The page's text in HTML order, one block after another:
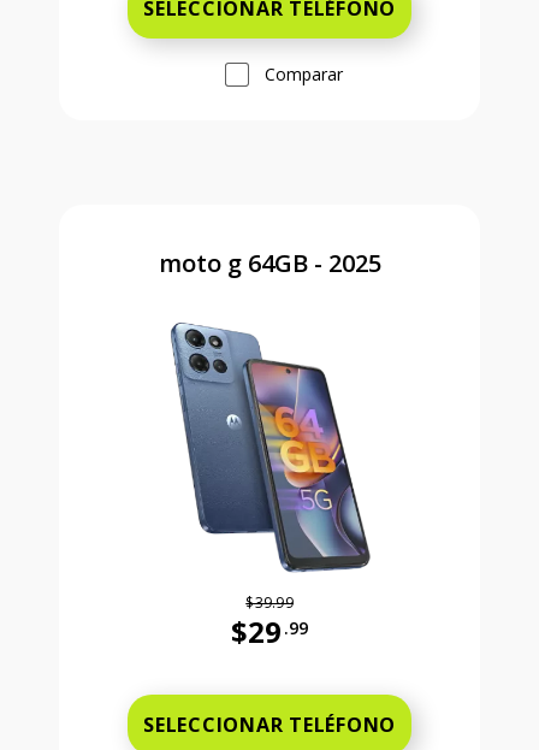
SELECCIONAR TELÉFONO
Comparar
moto g 64GB - 2025
$39.99
$29 .99
SELECCIONAR TELÉFONO